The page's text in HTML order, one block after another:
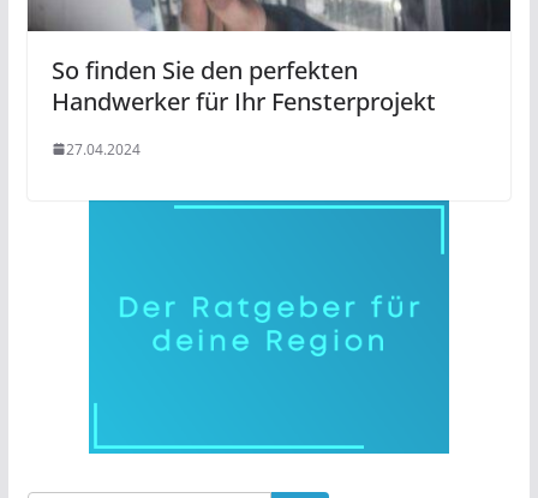
So finden Sie den perfekten
Handwerker für Ihr Fensterprojekt
27.04.2024